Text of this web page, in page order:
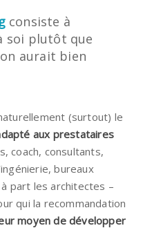
consiste à
soi plutôt que
aurait bien
(surtout) le
aux prestataires
coach, consultants,
bureaux
part les architectes –
qui la recommandation
moyen de développer